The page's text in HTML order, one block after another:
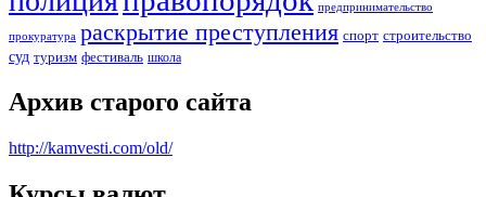
предпринимательство
прокуратура раскрытие преступления спорт строительство
суд туризм фестиваль школа
Архив старого сайта
http://kamvesti.com/old/